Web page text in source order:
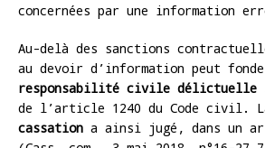
concernées par une information
Au-delà des sanctions
au devoir d’information peut
responsabilité civile délictuelle
de l’article 1240 du Code civil.
cassation a ainsi jugé, dans un